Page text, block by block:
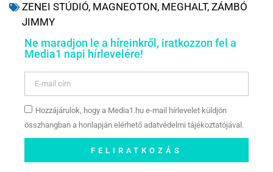
ZENEI STÚDIÓ, MAGNEOTON, MEGHALT, ZÁMBÓ
JIMMY
Ne maradjon le a híreinkről, iratkozzon fel a
Media1 napi hírlevelére!
Hozzájárulok, hogy a Media1.hu e-mail hírlevelet küldjön
összhangban a honlapján elérhető adatvédelmi tájékoztatójával.
FELIRATKOZÁS